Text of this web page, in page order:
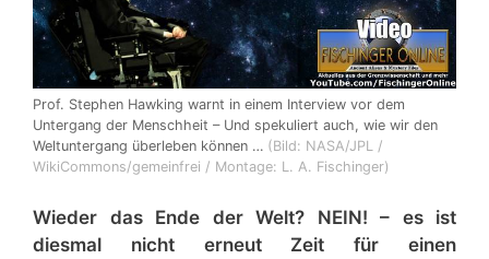
Prof. Stephen Hawking warnt in einem Interview vor dem
Untergang der Menschheit – Und spekuliert auch, wie wir den
Weltuntergang überleben können … (Bild: NASA/JPL /
WikiCommons/gemeinfrei / Montage: L. A. Fischinger)
Wieder das Ende der Welt? NEIN! – es ist
diesmal nicht erneut Zeit für einen